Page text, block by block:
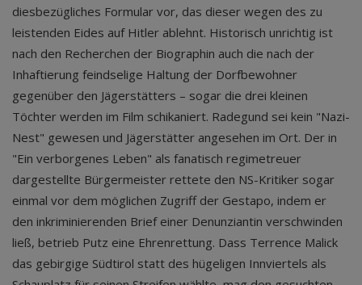
diesbezügliches Formular vor, das dieser wegen des zu
leistenden Eides auf Hitler ablehnt. Historisch unrichtig ist
nach den Recherchen der Biographin auch die nach der
Inhaftierung feindselige Haltung der Dorfbewohner
gegenüber den Jägerstätters – sogar die drei kleinen
Töchter werden im Film schikaniert. Radegund sei kein "Nazi-
Nest" gewesen und Jägerstätter angesehen im Ort. Der in
"Ein verborgenes Leben" als fanatisch regimetreuer
dargestellte Bürgermeister rettete den NS-Kritiker sogar
einmal vor dem möglichen Zugriff der Gestapo, indem er
den inkriminierenden Brief einer Denunziantin verschwinden
ließ, betrieb Putz eine Ehrenrettung. Dass Terrence Malick
das gebirgige Südtirol statt des hügeligen Innviertels als